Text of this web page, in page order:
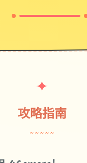
✦
攻略指南
~~~~~